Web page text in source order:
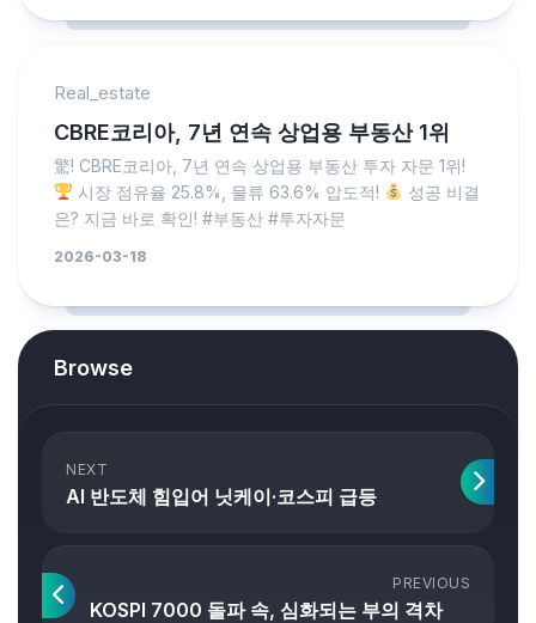
Real_estate
CBRE코리아, 7년 연속 상업용 부동산 1위
驚! CBRE코리아, 7년 연속 상업용 부동산 투자 자문 1위!
시장 점유율 25.8%, 물류 63.6% 압도적!
성공 비결
은? 지금 바로 확인! #부동산 #투자자문
2026-03-18
Browse
NEXT
AI 반도체 힘입어 닛케이·코스피 급등
PREVIOUS
KOSPI 7000 돌파 속, 심화되는 부의 격차